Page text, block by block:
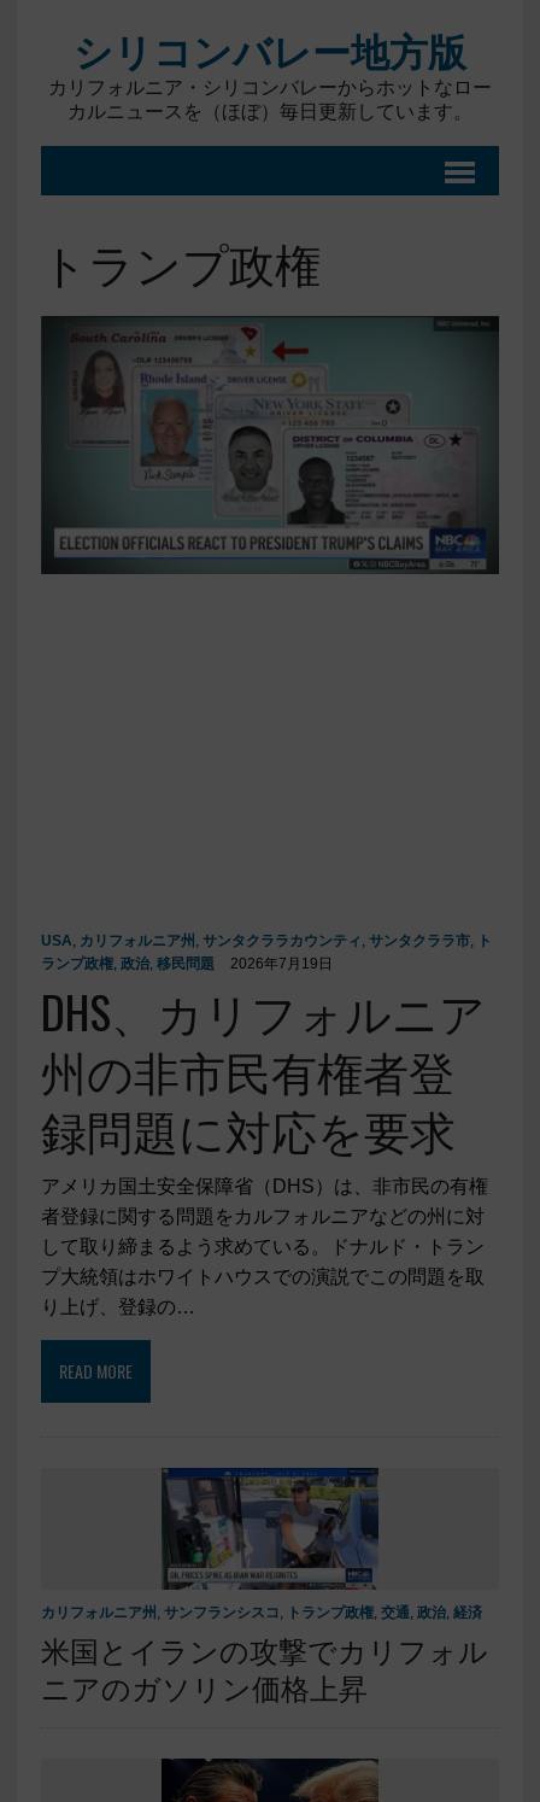
シリコンバレー地方版
カリフォルニア・シリコンバレーからホットなロー
カルニュースを（ほぼ）毎日更新しています。
トランプ政権
USA, カリフォルニア州 , サンタクララカウンティ , サンタクララ市,
ト
ランプ政権, 政治, 移民問題 2026年7月19日
DHS、カリフォルニア
州の非市民有権者登
録問題に対応を要求
アメリカ国土安全保障省（DHS）は、非市民の有権
者登録に関する問題をカルフォルニアなどの州に対
して取り締まるよう求めている。ドナルド・トラン
プ大統領はホワイトハウスでの演説でこの問題を取
り上げ、登録の…
READ MORE
カリフォルニア州 , サンフランシスコ , トランプ政権, 交通, 政治, 経済
米国とイランの攻撃でカリフォル
ニアのガソリン価格上昇